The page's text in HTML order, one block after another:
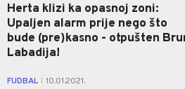
Herta klizi ka opasnoj zoni:
Upaljen alarm prije nego što
bude (pre)kasno - otpušten
Labadija!
FUDBAL 10.01.2021.